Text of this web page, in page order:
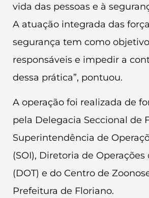
vida das pessoas e à
A atuação integrada das
segurança tem como
responsáveis e impedir a
dessa prática”, pontuou.
A operação foi realizada de
pela Delegacia Seccional de
Superintendência de
(SOI), Diretoria de Operações
(DOT) e do Centro de
Prefeitura de Floriano.